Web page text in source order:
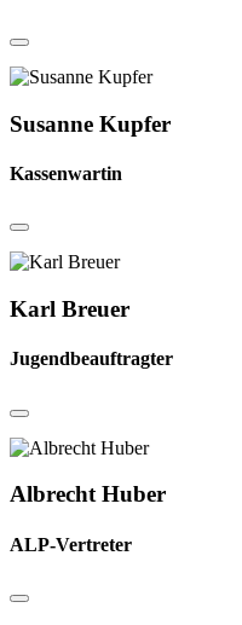
Susanne Kupfer
Kassenwartin
Karl Breuer
Jugendbeauftragter
Albrecht Huber
ALP-Vertreter